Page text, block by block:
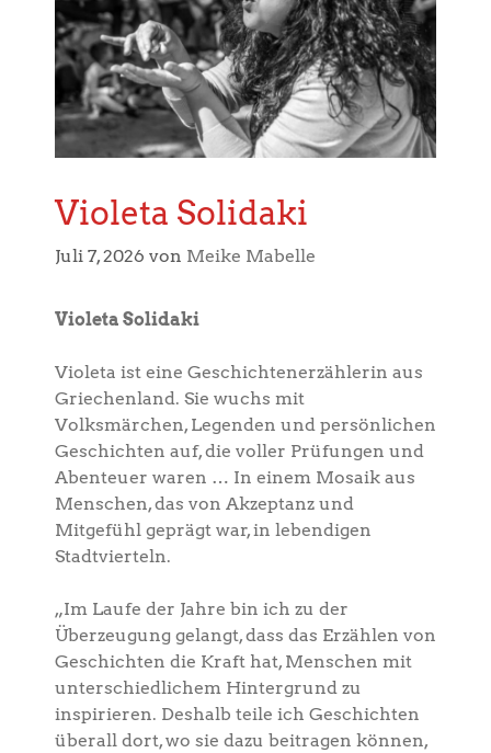
Violeta Solidaki
Juli 7, 2026 von Meike Mabelle
Violeta Solidaki
Violeta ist eine Geschichtenerzählerin aus
Griechenland. Sie wuchs mit
Volksmärchen, Legenden und persönlichen
Geschichten auf, die voller Prüfungen und
Abenteuer waren … In einem Mosaik aus
Menschen, das von Akzeptanz und
Mitgefühl geprägt war, in lebendigen
Stadtvierteln.
„Im Laufe der Jahre bin ich zu der
Überzeugung gelangt, dass das Erzählen von
Geschichten die Kraft hat, Menschen mit
unterschiedlichem Hintergrund zu
inspirieren. Deshalb teile ich Geschichten
überall dort, wo sie dazu beitragen können,